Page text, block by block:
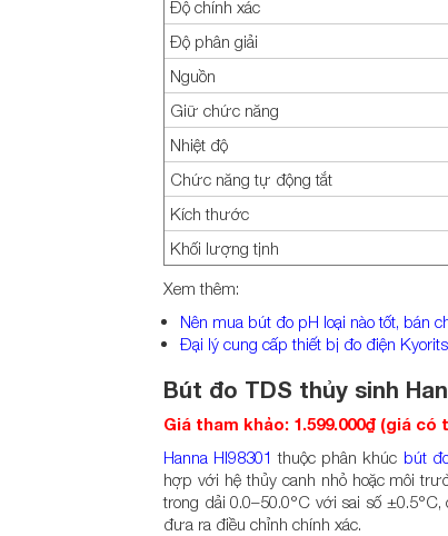
Độ chính xác
Độ phân giải
Nguồn
Giữ chức năng
Nhiệt độ
Chức năng tự động tắt
Kích thước
Khối lượng tịnh
Xem thêm:
Nên mua bút đo pH loại nào tốt, bán
Đại lý cung cấp thiết bị đo điện
Bút đo TDS thủy sinh
Giá tham khảo: 1.599.000₫ (giá
Hanna HI98301 thuộc phân khúc bút
hợp với hệ thủy canh nhỏ hoặc môi
trong dải 0.0–50.0°C với sai số
đưa ra điều chỉnh chính xác.